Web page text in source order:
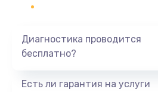
Диагностика проводится
бесплатно?
Есть ли гарантия на услуги